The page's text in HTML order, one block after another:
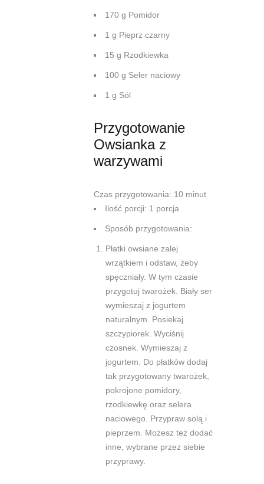
170 g Pomidor
1 g Pieprz czarny
15 g Rzodkiewka
100 g Seler naciowy
1 g Sól
Przygotowanie
Owsianka z
warzywami
Czas przygotowania: 10 minut
Ilość porcji: 1 porcja
Sposób przygotowania:
Płatki owsiane zalej
wrzątkiem i odstaw, żeby
spęczniały. W tym czasie
przygotuj twarożek. Biały ser
wymieszaj z jogurtem
naturalnym. Posiekaj
szczypiorek. Wyciśnij
czosnek. Wymieszaj z
jogurtem. Do płatków dodaj
tak przygotowany twarożek,
pokrojone pomidory,
rzodkiewkę oraz selera
naciowego. Przypraw solą i
pieprzem. Możesz też dodać
inne, wybrane przez siebie
przyprawy.